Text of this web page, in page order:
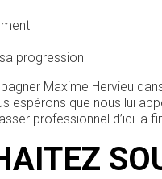
progression
Maxime Hervieu
espérons que nous lui
professionnel d’ici la